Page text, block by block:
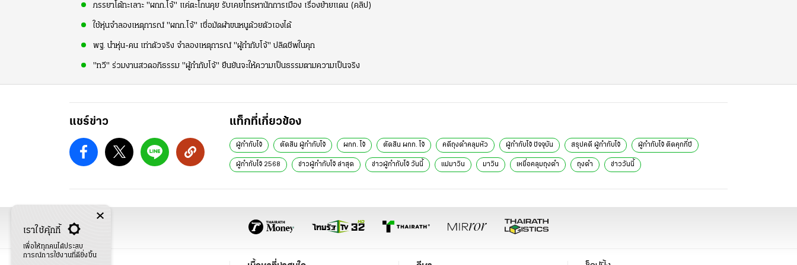
ภรรยาโต้ทะเลาะ "ผกก.โจ้" แค่ตะโกนคุย รับเคยโทรหานักการเมือง เรื่องย้ายแดน (คลิป)
ใช้หุ่นจำลองเหตุการณ์ "ผกก.โจ้" เชื่อมัดผ้าขนหนูด้วยตัวเองได้
พฐ. นำหุ่น-คน เท่าตัวจริง จำลองเหตุการณ์ "ผู้กำกับโจ้" ปลิดชีพในคุก
"ทวี" ร่วมงานสวดอภิธรรม "ผู้กำกับโจ้" ยืนยันจะให้ความเป็นธรรมตามความเป็นจริง
แชร์ข่าว แท็กที่เกี่ยวข้อง
ผู้กํากับโจ้ ตัดสิน ผู้กำกับโจ้ ผกก. โจ้ ตัดสิน ผกก. โจ้ คดีถุงดำคลุมหัว ผู้กํากับโจ้ ปัจจุบัน สรุปคดี ผู้กํากับโจ้ ผู้กำกับโจ้ ติดคุกกี่ปี
ผู้กำกับโจ้ 2568 ข่าวผู้กํากับโจ้ ล่าสุด ข่าวผู้กำกับโจ้ วันนี้ แม่มาวิน มาวิน เหยื่อคลุมถุงดำ ถุงดำ ข่าววันนี้
เราใช้คุ้กกี้
เพื่อให้ทุกคนได้ประสบ
การณ์การใช้งานที่ดียิ่งขึ้น